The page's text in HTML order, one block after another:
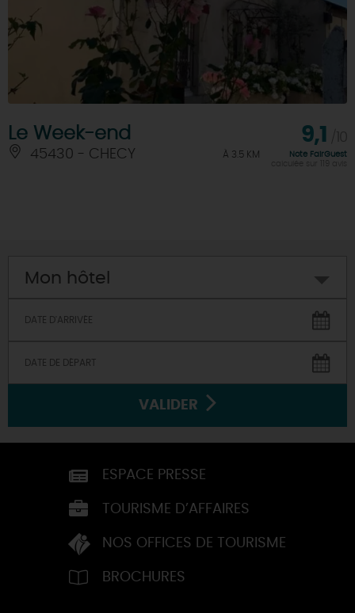
Le Week-end
45430 - CHECY À 3.5 KM
9,1
Note FairGuest
calculée sur 119 avis
Mon hôtel
VALIDER
ESPACE PRESSE
TOURISME D’AFFAIRES
NOS OFFICES DE TOURISME
BROCHURES